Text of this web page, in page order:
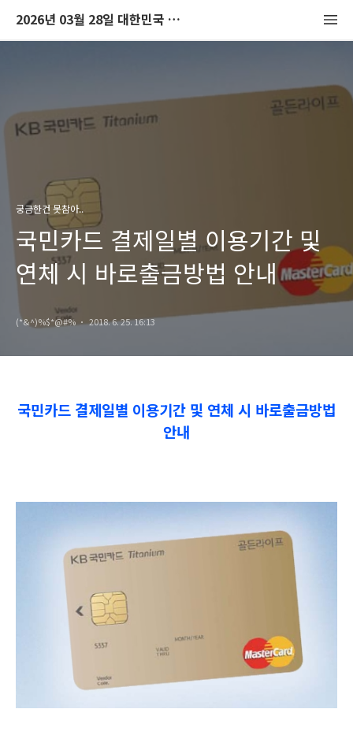
2026년 03월 28일 대한민국 코트디부아르 중계
궁금한건 못참아..
국민카드 결제일별 이용기간 및
연체 시 바로출금방법 안내
(*&^)%$*@#% 2018. 6. 25. 16:13
국민카드 결제일별 이용기간 및 연체 시 바로출금방법
안내